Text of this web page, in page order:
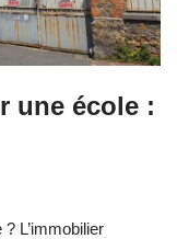
une école :
L’immobilier